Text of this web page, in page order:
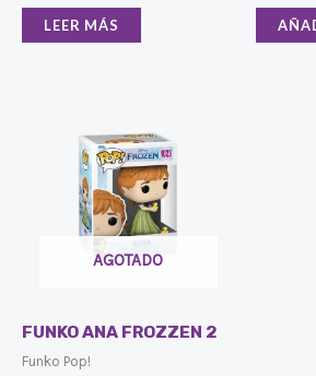
LEER MÁS
AGOTADO
FUNKO ANA FROZZEN 2
Funko Pop!